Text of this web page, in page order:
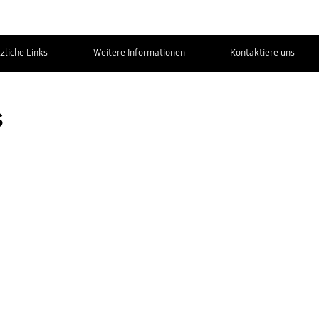
Links Weitere Informationen Kontaktiere uns